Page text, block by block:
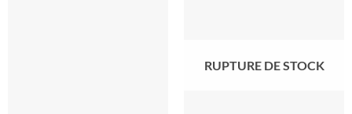
RUPTURE DE STOCK